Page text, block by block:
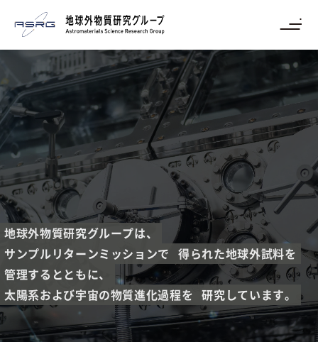
地球外物質研究グループは、
サンプルリターンミッションで 得られた地球外試料を
管理するとともに、
太陽系および宇宙の物質進化過程を 研究しています。